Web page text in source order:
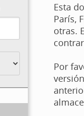
Esta
París,
otras.
Por